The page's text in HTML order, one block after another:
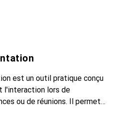
est un outil pratique conçu
l'interaction lors de
ou de réunions. Il permet